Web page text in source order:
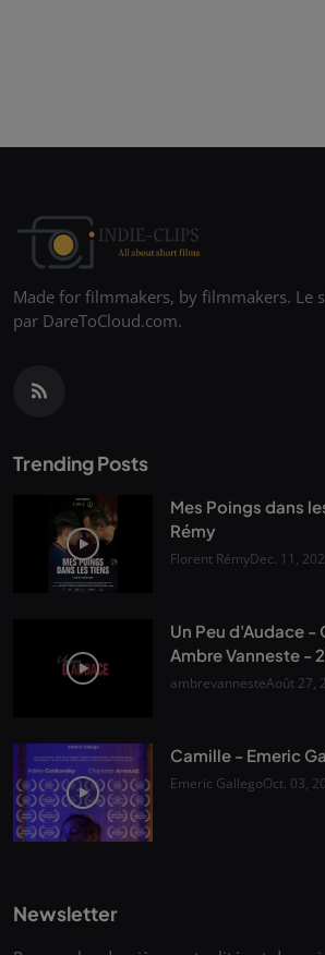
Made for filmmakers, by filmmakers. Le
par DareToCloud.com.
Trending Posts
Mes Poings dans
Rémy
Florent RémyDec. 11,
Un Peu d'Audace
Ambre Vanneste -
ambrevannesteAoût 27,
Camille - Emeric
Emeric GallegoOct. 03,
Newsletter